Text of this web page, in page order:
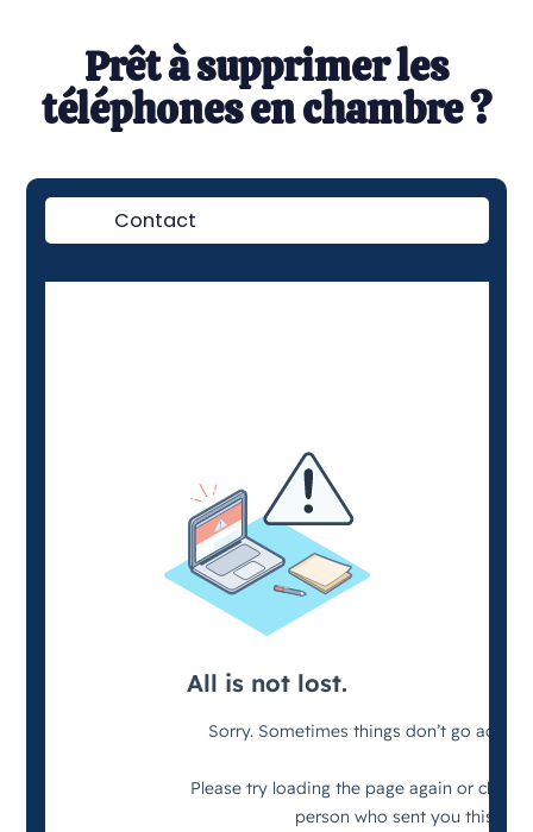
Prêt à supprimer les
téléphones en chambre ?
Contact